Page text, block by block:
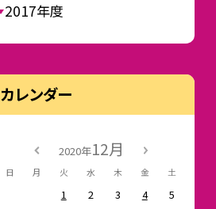
2017年度
カレンダー
2020年12月
日 月 火 水 木 金 土
1 2 3 4
5